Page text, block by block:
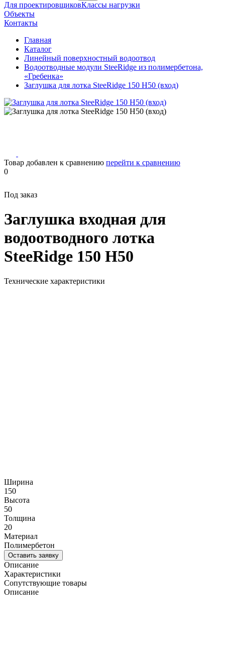
Для проектировщиковКлассы нагрузки
Объекты
Контакты
Главная
Каталог
Линейный поверхностный водоотвод
Водоотводные модули SteeRidge из полимербетона,
«Гребенка»
Заглушка для лотка SteeRidge 150 H50 (вход)
Товар добавлен к сравнению перейти к сравнению
0
Под заказ
Заглушка входная для
водоотводного лотка
SteeRidge 150 H50
Технические характеристики
Ширина
150
Высота
50
Толщина
20
Материал
Полимербетон
Оставить заявку
Описание
Характеристики
Сопутствующие товары
Описание